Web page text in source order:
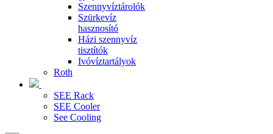
Szennyvíztárolók
Szürkevíz
hasznosító
Házi szennyvíz
tisztítók
Ivóvíztartályok
Roth
SEE Rack
SEE Cooler
See Cooling